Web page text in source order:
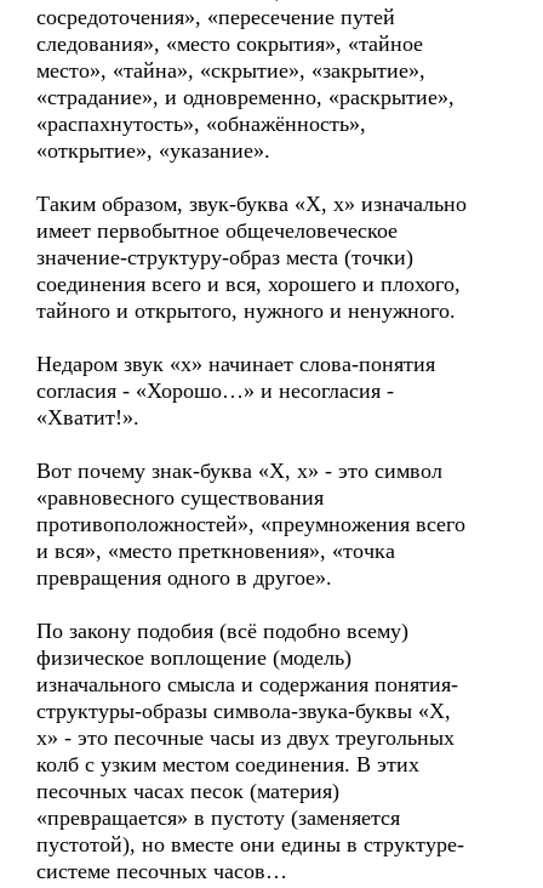
сосредоточения», «пересечение путей
следования», «место сокрытия», «тайное
место», «тайна», «скрытие», «закрытие»,
«страдание», и одновременно, «раскрытие»,
«распахнутость», «обнажённость»,
«открытие», «указание».
Таким образом, звук-буква «Х, х» изначально
имеет первобытное общечеловеческое
значение-структуру-образ места (точки)
соединения всего и вся, хорошего и плохого,
тайного и открытого, нужного и ненужного.
Недаром звук «х» начинает слова-понятия
согласия - «Хорошо…» и несогласия -
«Хватит!».
Вот почему знак-буква «Х, х» - это символ
«равновесного существования
противоположностей», «преумножения всего
и вся», «место преткновения», «точка
превращения одного в другое».
По закону подобия (всё подобно всему)
физическое воплощение (модель)
изначального смысла и содержания понятия-
структуры-образы символа-звука-буквы «Х,
х» - это песочные часы из двух треугольных
колб с узким местом соединения. В этих
песочных часах песок (материя)
«превращается» в пустоту (заменяется
пустотой), но вместе они едины в структуре-
системе песочных часов…